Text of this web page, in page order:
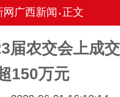
网广西新闻 • 正文
届农交会上成
150万元